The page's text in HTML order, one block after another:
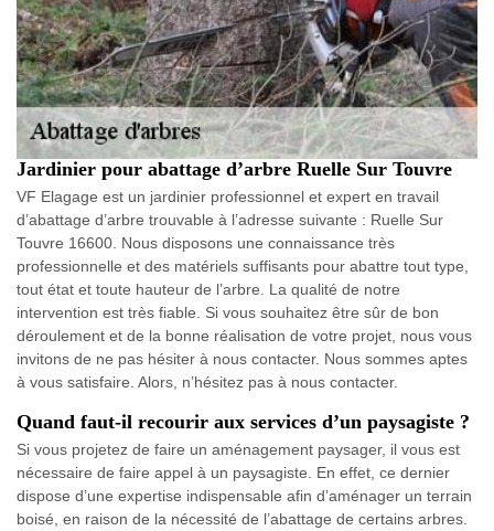
Jardinier pour abattage d’arbre Ruelle Sur Touvre
VF Elagage est un jardinier professionnel et expert en travail
d’abattage d’arbre trouvable à l’adresse suivante : Ruelle Sur
Touvre 16600. Nous disposons une connaissance très
professionnelle et des matériels suffisants pour abattre tout type,
tout état et toute hauteur de l’arbre. La qualité de notre
intervention est très fiable. Si vous souhaitez être sûr de bon
déroulement et de la bonne réalisation de votre projet, nous vous
invitons de ne pas hésiter à nous contacter. Nous sommes aptes
à vous satisfaire. Alors, n’hésitez pas à nous contacter.
Quand faut-il recourir aux services d’un paysagiste ?
Si vous projetez de faire un aménagement paysager, il vous est
nécessaire de faire appel à un paysagiste. En effet, ce dernier
dispose d’une expertise indispensable afin d’aménager un terrain
boisé, en raison de la nécessité de l’abattage de certains arbres.